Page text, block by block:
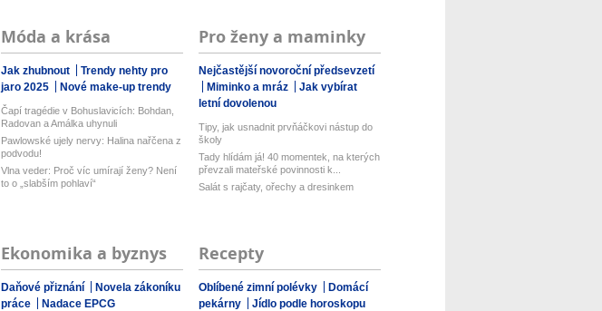
Móda a krása
Jak zhubnout
Trendy nehty pro
jaro 2025
Nové make-up trendy
Čapí tragédie v Bohuslavicích: Bohdan,
Radovan a Amálka uhynuli
Pawlowské ujely nervy: Halina nařčena z
podvodu!
Vlna veder: Proč víc umírají ženy? Není
to o „slabším pohlaví“
Pro ženy a maminky
Nejčastější novoroční předsevzetí
Miminko a mráz
Jak vybírat
letní dovolenou
Tipy, jak usnadnit prvňáčkovi nástup do
školy
Tady hlídám já! 40 momentek, na kterých
převzali mateřské povinnosti k...
Salát s rajčaty, ořechy a dresinkem
Ekonomika a byznys
Daňové přiznání
Novela zákoníku
práce
Nadace EPCG
Recepty
Oblíbené zimní polévky
Domácí
pekárny
Jídlo podle horoskopu